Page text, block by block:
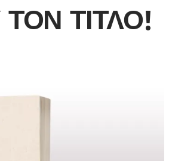
ΤΊΤΛΟ!